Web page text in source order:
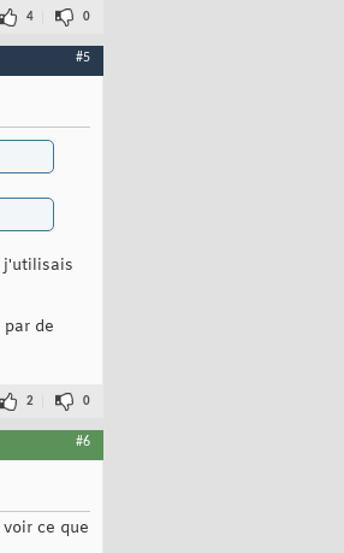
4 0
#5
j'utilisais
de
2 0
#6
ce que